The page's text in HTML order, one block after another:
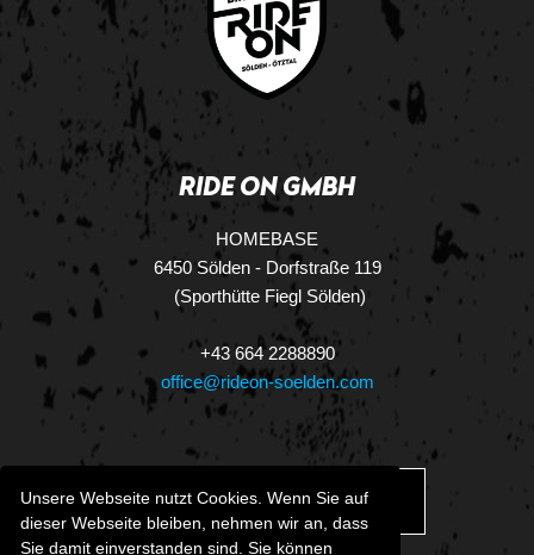
Unsere Webseite nutzt Cookies. Wenn Sie auf
dieser Webseite bleiben, nehmen wir an, dass
Sie damit einverstanden sind. Sie können
RIDE ON GMBH
HOMEBASE
6450 Sölden - Dorfstraße 119
(Sporthütte Fiegl Sölden)
+43 664 2288890
office@rideon-soelden.com
DOWNLOAD.VCF